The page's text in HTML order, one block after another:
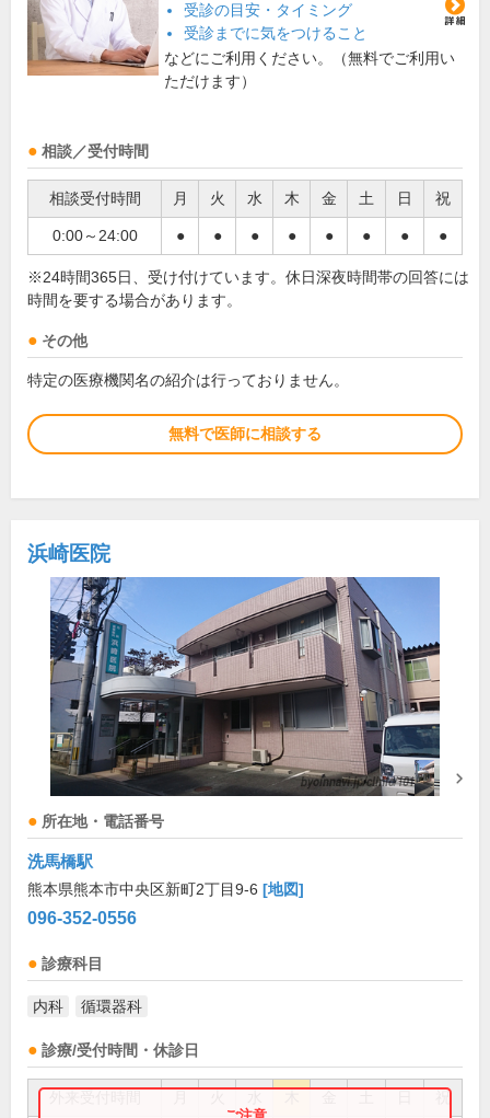
受診の目安・タイミング
受診までに気をつけること
などにご利用ください。（無料でご利用い
ただけます）
相談／受付時間
相談受付時間 月 火 水 木 金 土 日 祝
0:00～24:00 ● ● ● ● ● ● ● ●
※24時間365日、受け付けています。休日深夜時間帯の回答には
時間を要する場合があります。
その他
特定の医療機関名の紹介は行っておりません。
無料で医師に相談する
浜崎医院
所在地・電話番号
洗馬橋駅
熊本県熊本市中央区新町2丁目9-6 [地図]
096-352-0556
診療科目
内科 循環器科
診療/受付時間・休診日
祝